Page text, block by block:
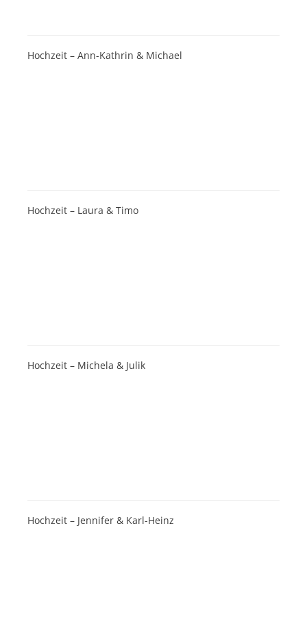
Hochzeit – Ann-Kathrin & Michael
Hochzeit – Laura & Timo
Hochzeit – Michela & Julik
Hochzeit – Jennifer & Karl-Heinz